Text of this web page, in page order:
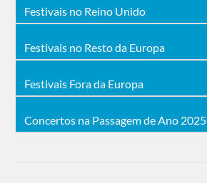
Festivais no Reino Unido
Festivais no Resto da Europa
Festivais Fora da Europa
Concertos na Passagem de Ano 2025